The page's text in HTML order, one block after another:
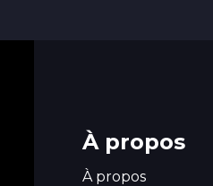
À propos
À propos